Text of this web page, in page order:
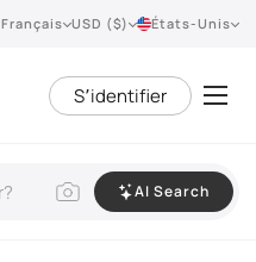
Français USD ($) États-Unis
S՚identifier
AI Search